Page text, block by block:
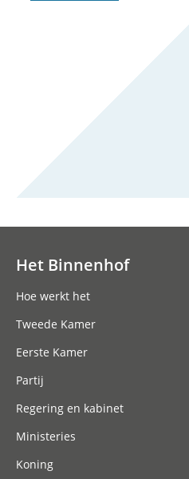
Het Binnenhof
Hoe werkt het
Tweede Kamer
Eerste Kamer
Partij
Regering en kabinet
Ministeries
Koning